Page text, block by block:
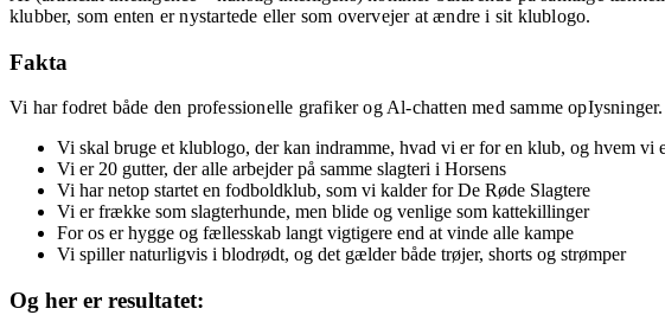
klubber, som enten er nystar­tede eller som overvejer at ændre i sit klublogo.
Fakta
Vi har fodret både den professionel­le grafiker og Al-chatten med sam­me
Vi skal bruge et klublogo, der kan indramme, hvad vi er for en klub, og hvem vi
Vi er 20 gutter, der alle arbejder på samme slagteri i Horsens
Vi har netop startet en fodbold­klub, som vi kalder for De Røde Slagtere
Vi er frække som slagterhunde, men blide og venlige som katte­killinger
For os er hygge og fællesskab langt vigtigere end at vinde alle kampe
Vi spiller naturligvis i blodrødt, og det gælder både trøjer, shorts og strømper
Og her er resultatet: